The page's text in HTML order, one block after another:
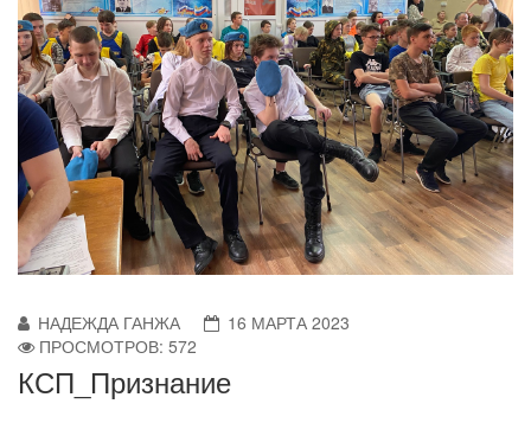
НАДЕЖДА ГАНЖА
16 МАРТА 2023
ПРОСМОТРОВ: 572
КСП_Признание